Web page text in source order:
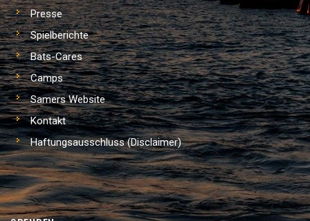
Presse
Spielberichte
Bats-Cares
Camps
Samers Website
Kontakt
Haftungsausschluss (Disclaimer)